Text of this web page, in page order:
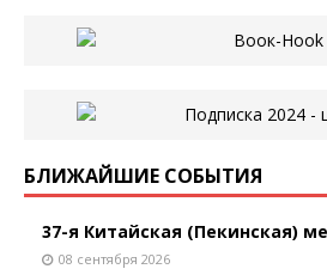
БЛИЖАЙШИЕ СОБЫТИЯ
37-я Китайская (Пекинская)
08 сентября 2026